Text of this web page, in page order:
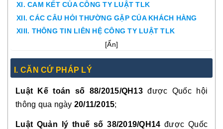
XI. CAM KẾT CỦA CÔNG TY LUẬT TLK
XII. CÁC CÂU HỎI THƯỜNG GẶP CỦA KHÁCH HÀNG
XIII. THÔNG TIN LIÊN HỆ CÔNG TY LUẬT TLK
[Ẩn]
I. CĂN CỨ PHÁP LÝ
Luật Kế toán số 88/2015/QH13được Quốc hội
thông qua ngày 20/11/2015;
Luật Quản lý thuế số 38/2019/QH14 được Quốc